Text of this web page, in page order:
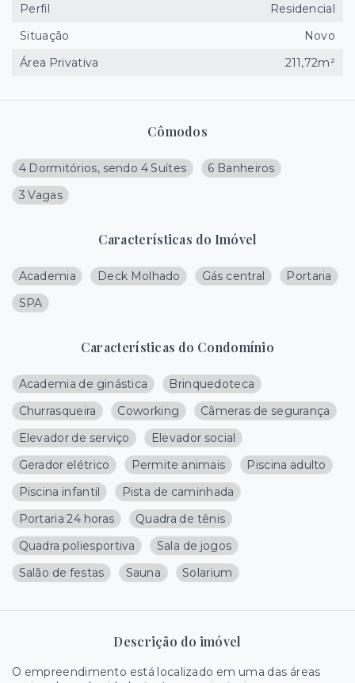
Cômodos
4 Dormitórios, sendo 4 Suítes
6 Banheiros
3 Vagas
Características do Imóvel
Academia Deck Molhado Gás central
Portaria
SPA
Características do Condomínio
Academia de ginástica
Brinquedoteca
Churrasqueira
Coworking
Câmeras de segurança
Elevador de serviço
Elevador social
Gerador elétrico
Permite animais
Piscina adulto
Piscina infantil
Pista de caminhada
Portaria 24 horas
Quadra de tênis
Quadra poliesportiva
Sala de jogos
Salão de festas
Sauna Solarium
Descrição do imóvel
O empreendimento está localizado em uma das áreas
Perfil
Residencial
Situação
Novo
Área Privativa
211,72m²